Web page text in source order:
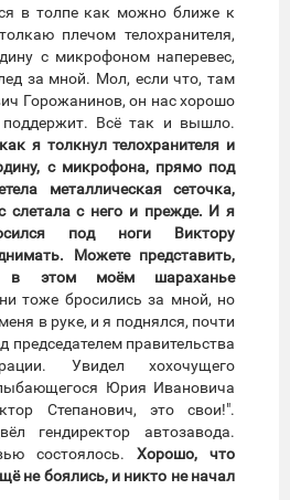
в толпе как можно ближе к
плечом телохранителя,
с микрофоном наперевес,
за мной. Мол, если что, там
Горожанинов, он нас хорошо
поддержит. Всё так и вышло.
я толкнул телохранителя и
с микрофона, прямо под
металлическая сеточка,
слетала с него и прежде. И я
под ноги Виктору
Можете представить,
в этом моём шараханье
тоже бросились за мной, но
в руке, и я поднялся, почти
председателем правительства
Увидел хохочущего
Юрия Ивановича
Степанович, это свои!".
гендиректор автозавода.
состоялось. Хорошо, что
не боялись, и никто не начал